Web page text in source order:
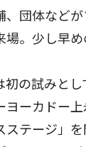
団体などが
場。少し早め
の試みとし
ヨーカドー
テージ」を